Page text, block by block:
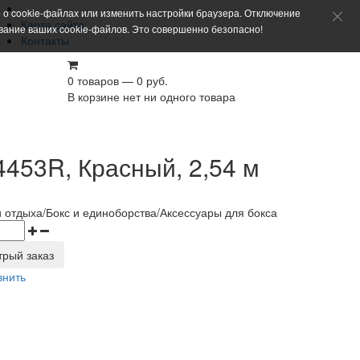
Карта сайта
Контакты
0 товаров — 0 руб.
В корзине нет ни одного товара
Красный, 2,54 м
Бокс и единоборства/Аксессуары для бокса
заказ
cookie-файлах или изменить настройки браузера. Отключение
ваших cookie-файлов. Это совершенно безопасно!